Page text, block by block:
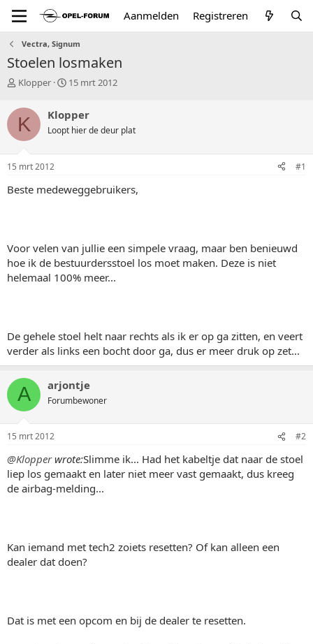
Aanmelden Registreren
Vectra, Signum
Stoelen losmaken
T
p
i
c
s
a
t
Klopper
S
r
t
a
m
15 mrt 2012
K Klopper
Loopt hier de deur plat
15 mrt 2012 #1
Beste medeweggebruikers,
Voor velen van jullie een simpele vraag, maar ben benieuwd
hoe ik de bestuurdersstoel los moet maken. Deze is niet
helemaal 100% meer...
De gehele stoel helt naar rechts als ik er op ga zitten, en veert
verder als links een bocht door ga, dus er meer druk op zet...
A arjontje
Forumbewoner
15 mrt 2012 #2
@Klopperwrote:Slimme ik... Had het kabeltje dat naar de stoel
liep los gemaakt en later niet meer vast gemaakt, dus kreeg
de airbag-melding...
Kan iemand met tech2 zoiets resetten? Of kan alleen een
dealer dat doen?
Dat is met een opcom en bij de dealer te resetten.